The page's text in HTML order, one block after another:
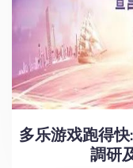
多乐游戏跑得
調研